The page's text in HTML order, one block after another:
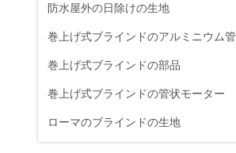
防水屋外の日除けの生地
巻上げ式ブラインドのアルミニウム管
巻上げ式ブラインドの部品
巻上げ式ブラインドの管状モーター
ローマのブラインドの生地